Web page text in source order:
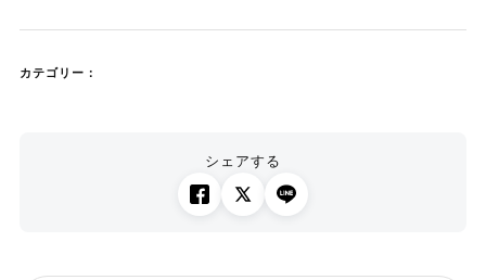
カテゴリー：
シェアする